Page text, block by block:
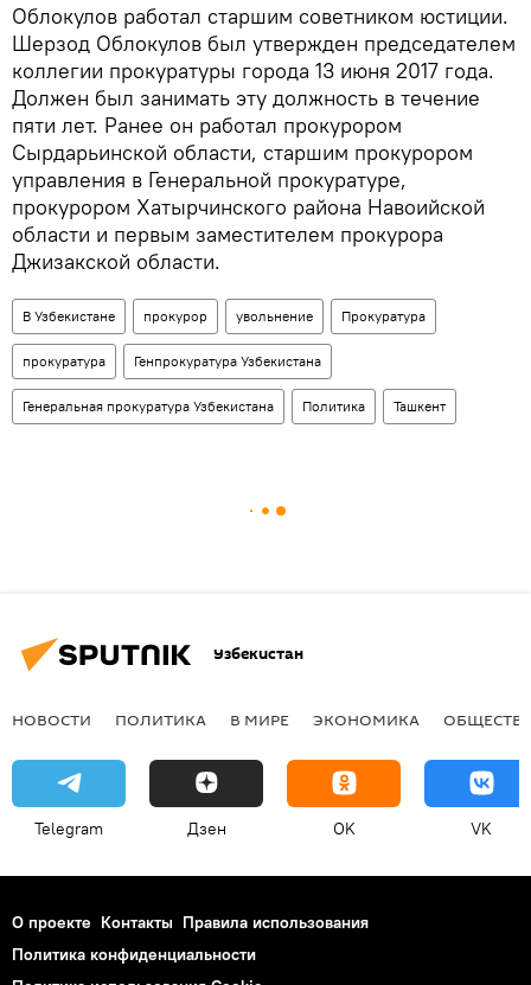
Облокулов работал старшим советником юстиции.
Шерзод Облокулов был утвержден председателем
коллегии прокуратуры города 13 июня 2017 года.
Должен был занимать эту должность в течение
пяти лет. Ранее он работал прокурором
Сырдарьинской области, старшим прокурором
управления в Генеральной прокуратуре,
прокурором Хатырчинского района Навоийской
области и первым заместителем прокурора
Джизакской области.
В Узбекистане прокурор увольнение Прокуратура
прокуратура Генпрокуратура Узбекистана
Генеральная прокуратура Узбекистана Политика Ташкент
Узбекистан
НОВОСТИ ПОЛИТИКА В МИРЕ ЭКОНОМИКА
Telegram Дзен OK VK
О проекте Контакты Правила использования
Политика конфиденциальности